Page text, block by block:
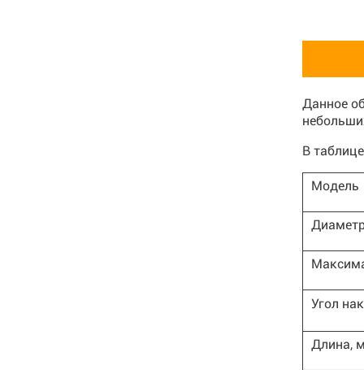
Данное
В
Модель
Угол
Длина,